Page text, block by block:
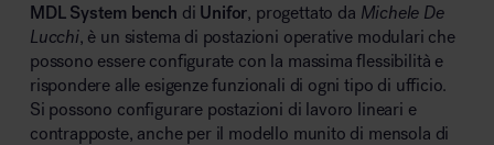
Area outdoor
MDL System bench di Unifor, progettato da Michele De
Lucchi, è un sistema di postazioni operative modulari che
possono essere configurate con la massima flessibilità e
rispondere alle esigenze funzionali di ogni tipo di ufficio.
Si possono configurare postazioni di lavoro lineari e
contrapposte, anche per il modello munito di mensola di